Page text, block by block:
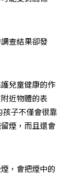
查結果卻發
兒童健康的作
近物體的表
子不僅會很靠
煙，而且還會
，會把煙中的